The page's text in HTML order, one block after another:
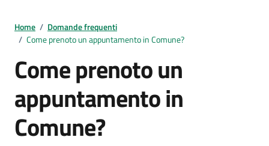
Home / Domande frequenti
/ Come prenoto un appuntamento in Comune?
Come prenoto un
appuntamento in
Comune?